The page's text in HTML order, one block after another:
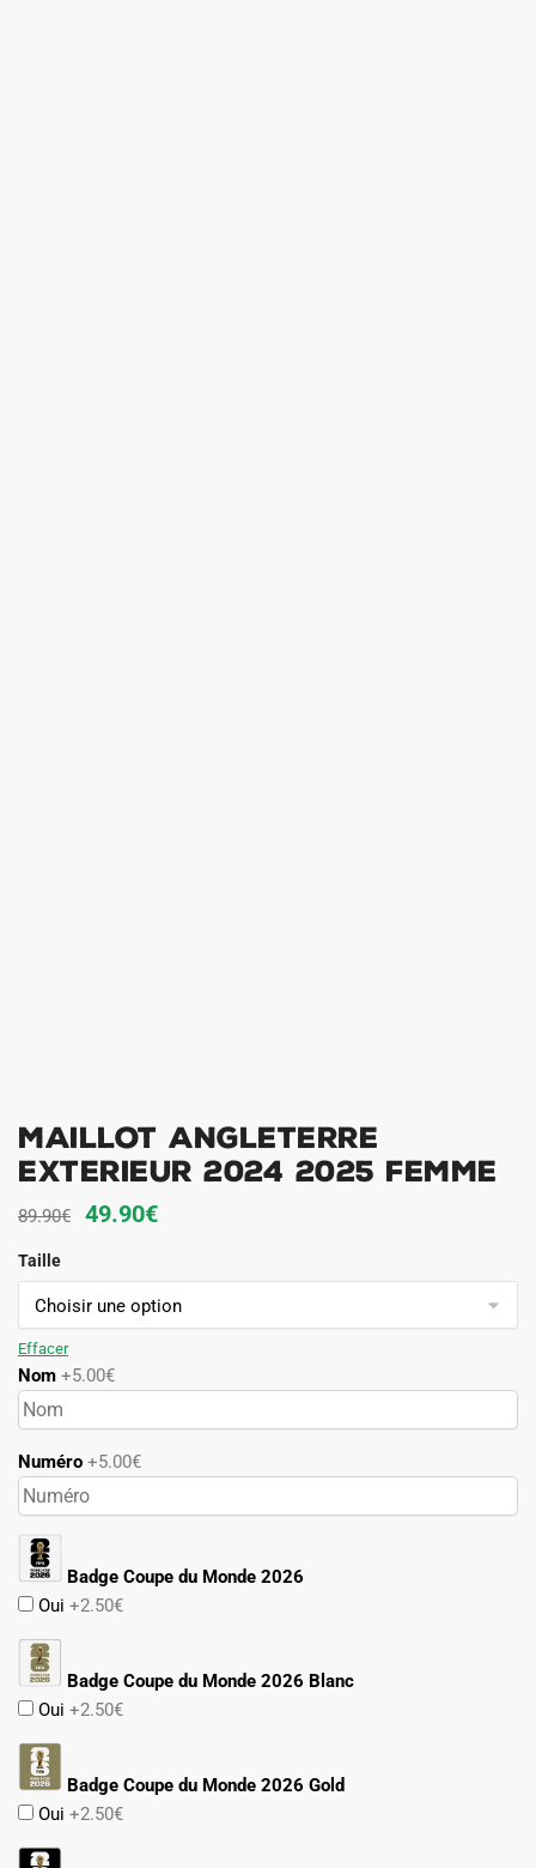
Maillot Angleterre
Exterieur 2024 2025 Femme
89.90€
Le
initial
était :
49.90€Le
actuel
est :
Taille
Effacer
Nom +5.00€
Numéro +5.00€
Badge Coupe du Monde 2026
Oui +2.50€
Badge Coupe du Monde 2026 Blanc
Oui +2.50€
Badge Coupe du Monde 2026 Gold
Oui +2.50€